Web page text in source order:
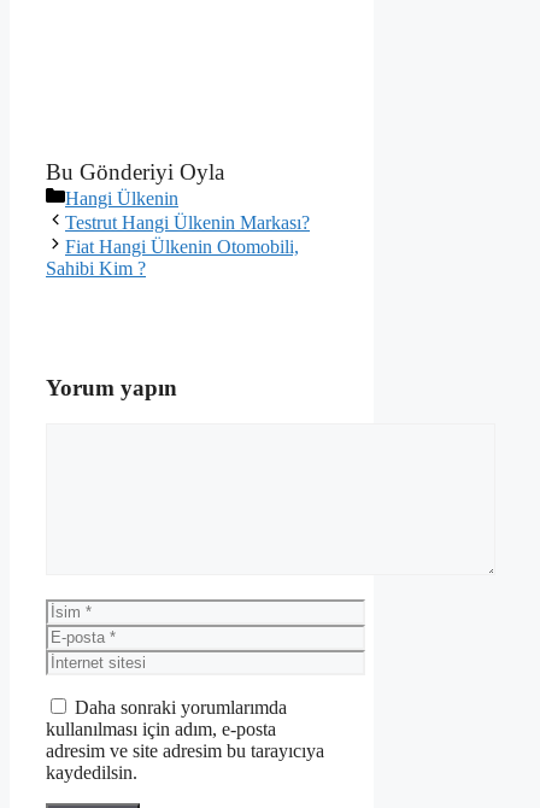
Bu Gönderiyi Oyla
Kategoriler
Hangi Ülkenin
Testrut Hangi Ülkenin Markası?
Fiat Hangi Ülkenin Otomobili,
Sahibi Kim ?
Yorum yapın
İsim
E-
posta
İnternet
sitesi
Daha sonraki yorumlarımda
kullanılması için adım, e-posta
adresim ve site adresim bu tarayıcıya
kaydedilsin.